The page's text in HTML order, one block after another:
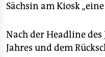
Sächsin am Kiosk „eine
Nach der Headline
Jahres und dem